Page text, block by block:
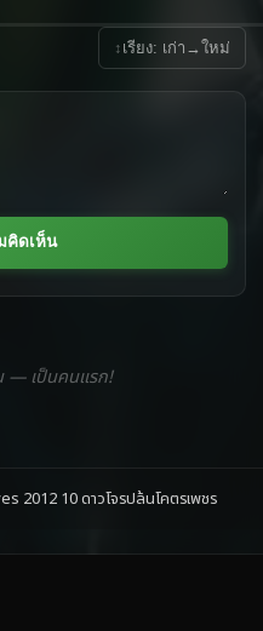
↕ เรียง: เก่า→ใหม่
คิดเห็น
— เป็นคนแรก!
2012 10 ดาวโจรปล้นโคตรเพชร